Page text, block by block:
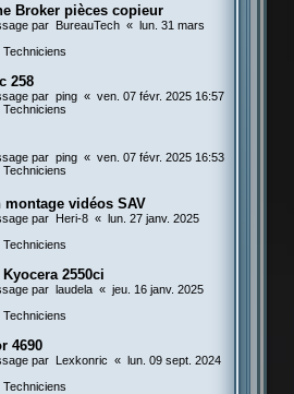
Broker pièces copieur
par BureauTech « lun. 31 mars
Techniciens
258
par ping « ven. 07 févr. 2025 16:57
Techniciens
par ping « ven. 07 févr. 2025 16:53
Techniciens
montage vidéos SAV
par Heri-8 « lun. 27 janv. 2025
Techniciens
2550ci
par laudela « jeu. 16 janv. 2025
Techniciens
4690
par Lexkonric « lun. 09 sept. 2024
Techniciens